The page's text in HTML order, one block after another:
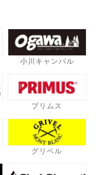
小川キャンパル
プリムス
グリベル